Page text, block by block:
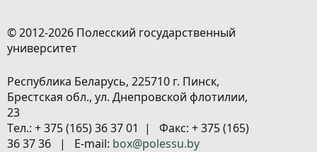
© 2012-2026 Полесский государственный
университет
Республика Беларусь, 225710 г. Пинск,
Брестская обл., ул. Днепровской флотилии,
23
Tел.: + 375 (165) 36 37 01 | Факс: + 375 (165)
36 37 36 | E-mail: box@polessu.by